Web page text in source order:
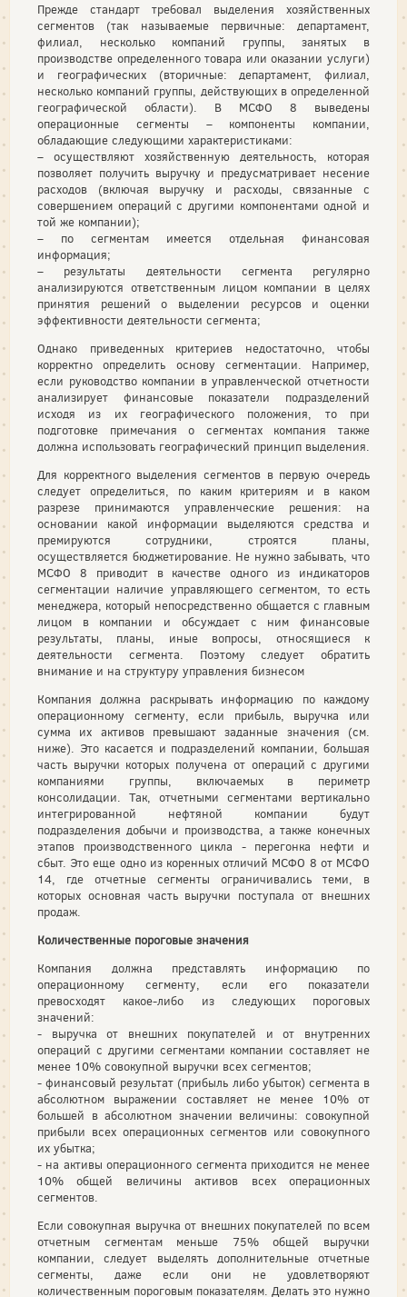
Прежде стандарт требовал выделения хозяйственных
сегментов (так называемые первичные: департамент,
филиал, несколько компаний группы, занятых в
производстве определенного товара или оказании услуги)
и географических (вторичные: департамент, филиал,
несколько компаний группы, действующих в определенной
географической области). В МСФО 8 выведены
операционные сегменты – компоненты компании,
обладающие следующими характеристиками:
– осуществляют хозяйственную деятельность, которая
позволяет получить выручку и предусматривает несение
расходов (включая выручку и расходы, связанные с
совершением операций с другими компонентами одной и
той же компании);
– по сегментам имеется отдельная финансовая
информация;
– результаты деятельности сегмента регулярно
анализируются ответственным лицом компании в целях
принятия решений о выделении ресурсов и оценки
эффективности деятельности сегмента;
Однако приведенных критериев недостаточно, чтобы
корректно определить основу сегментации. Например,
если руководство компании в управленческой отчетности
анализирует финансовые показатели подразделений
исходя из их географического положения, то при
подготовке примечания о сегментах компания также
должна использовать географический принцип выделения.
Для корректного выделения сегментов в первую очередь
следует определиться, по каким критериям и в каком
разрезе принимаются управленческие решения: на
основании какой информации выделяются средства и
премируются сотрудники, строятся планы,
осуществляется бюджетирование. Не нужно забывать, что
МСФО 8 приводит в качестве одного из индикаторов
сегментации наличие управляющего сегментом, то есть
менеджера, который непосредственно общается с главным
лицом в компании и обсуждает с ним финансовые
результаты, планы, иные вопросы, относящиеся к
деятельности сегмента. Поэтому следует обратить
внимание и на структуру управления бизнесом
Компания должна раскрывать информацию по каждому
операционному сегменту, если прибыль, выручка или
сумма их активов превышают заданные значения (см.
ниже). Это касается и подразделений компании, большая
часть выручки которых получена от операций с другими
компаниями группы, включаемых в периметр
консолидации. Так, отчетными сегментами вертикально
интегрированной нефтяной компании будут
подразделения добычи и производства, а также конечных
этапов производственного цикла - перегонка нефти и
сбыт. Это еще одно из коренных отличий МСФО 8 от МСФО
14, где отчетные сегменты ограничивались теми, в
которых основная часть выручки поступала от внешних
продаж.
Количественные пороговые значения
Компания должна представлять информацию по
операционному сегменту, если его показатели
превосходят какое-либо из следующих пороговых
значений:
- выручка от внешних покупателей и от внутренних
операций с другими сегментами компании составляет не
менее 10% совокупной выручки всех сегментов;
- финансовый результат (прибыль либо убыток) сегмента в
абсолютном выражении составляет не менее 10% от
большей в абсолютном значении величины: совокупной
прибыли всех операционных сегментов или совокупного
их убытка;
- на активы операционного сегмента приходится не менее
10% общей величины активов всех операционных
сегментов.
Если совокупная выручка от внешних покупателей по всем
отчетным сегментам меньше 75% общей выручки
компании, следует выделять дополнительные отчетные
сегменты, даже если они не удовлетворяют
количественным пороговым показателям. Делать это нужно